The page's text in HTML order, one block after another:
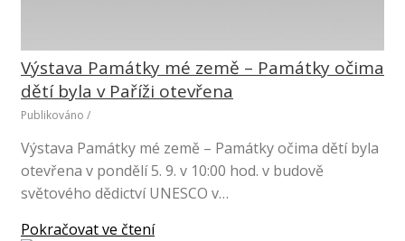
Výstava Památky mé země – Památky očima
dětí byla v Paříži otevřena
Publikováno /
Výstava Památky mé země – Památky očima dětí byla
otevřena v pondělí 5. 9. v 10:00 hod. v budově
světového dědictví UNESCO v…
Pokračovat ve čtení